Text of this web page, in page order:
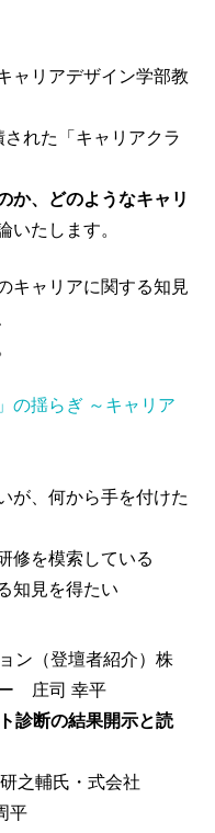
ャリアデザイン学部教
れた「キャリアクラ
か、どのようなキャリ
いたします。
キャリアに関する知見
の揺らぎ ～キャリア
が、何から手を付けた
修を模索している
知見を得たい
ン（登壇者紹介）株
庄司 幸平
診断の結果開示と読
研之輔氏・式会社
平